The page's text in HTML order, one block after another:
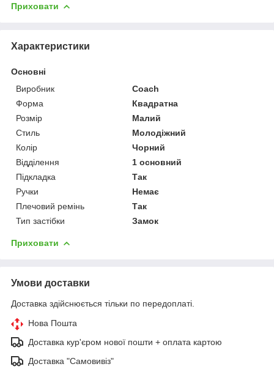
Приховати
Характеристики
Основні
Виробник
Coach
Форма
Квадратна
Розмір
Малий
Стиль
Молодіжний
Колір
Чорний
Відділення
1 основний
Підкладка
Так
Ручки
Немає
Плечовий ремінь
Так
Тип застібки
Замок
Приховати
Умови доставки
Доставка здійснюється тільки по передоплаті.
Нова Пошта
Доставка кур'єром нової пошти + оплата картою
Доставка "Самовивіз"